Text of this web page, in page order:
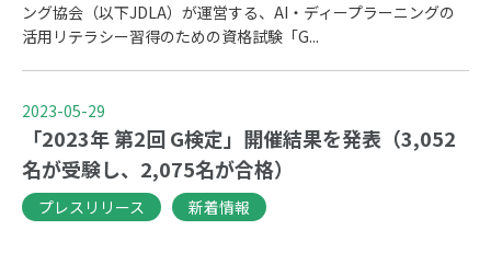
ング協会（以下JDLA）が運営する、AI・ディープラーニングの
活用リテラシー習得のための資格試験「G...
2023-05-29
「2023年 第2回 G検定」開催結果を発表（3,052
名が受験し、2,075名が合格）
プレスリリース 新着情報